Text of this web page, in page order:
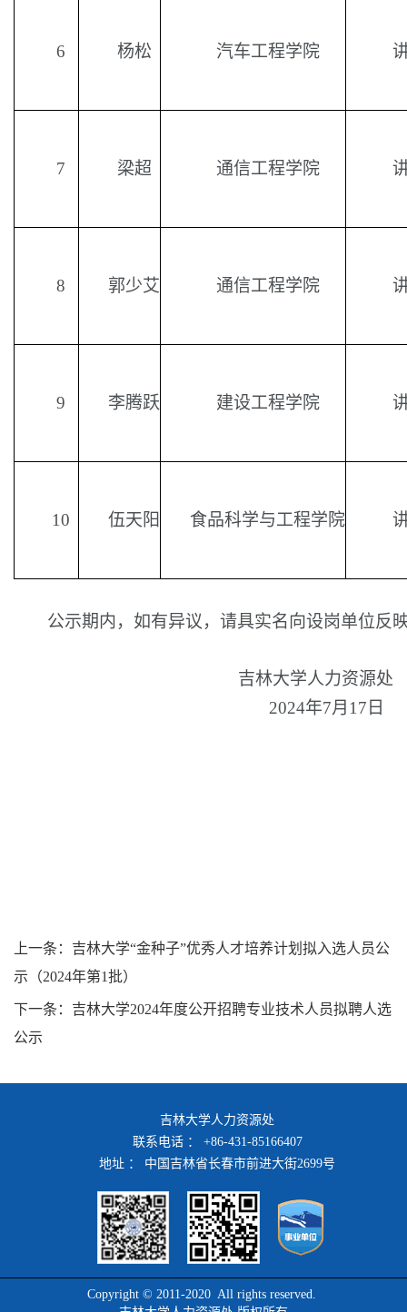
6 杨松 汽车工程学院
7 梁超 通信工程学院
8 郭少艾 通信工程学院
9 李腾跃 建设工程学院
10 伍天阳 食品科学与工程学院
公示期内，如有异议，请具实名向设岗单位反
吉林大学人力资源处
2024年7月 17 日
上一条：吉林大学“金种子”优秀人才培养计划拟入选人员公
示（2024年第1批）
下一条：吉林大学2024年度公开招聘专业技术人员拟聘人选
公示
吉林大学人力资源处
联系电话 ： +86-431-85166407
地址 ： 中国吉林省长春市前进大街2699号
Copyright © 2011-2020 All rights reserved.